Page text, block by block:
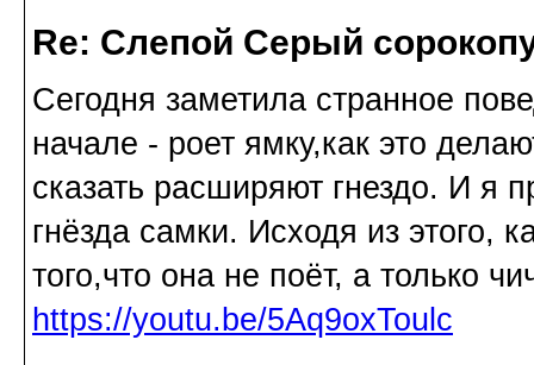
Re: Слепой Серый
Сегодня заметила странное
начале - роет ямку,как это
сказать расширяют гнездо. И я
гнёзда самки. Исходя из этого,
того,что она не поёт, а только
https://youtu.be/5Aq9oxToulc